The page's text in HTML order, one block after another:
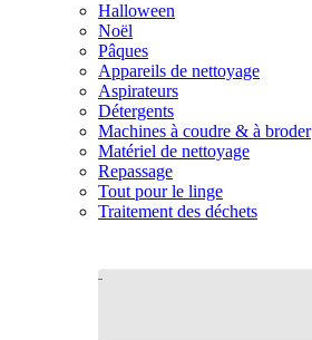
Halloween
Noël
Pâques
Appareils de nettoyage
Aspirateurs
Détergents
Machines à coudre & à broder
Matériel de nettoyage
Repassage
Tout pour le linge
Traitement des déchets